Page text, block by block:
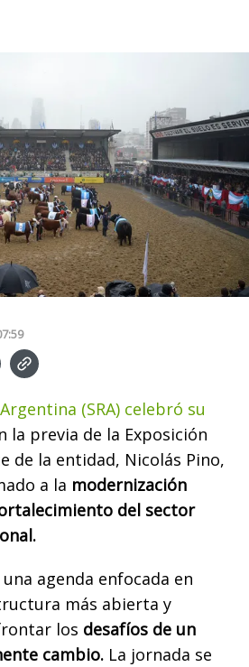
(SRA) celebró su
la previa de la Exposición
de la entidad, Nicolás Pino,
a la modernización
del sector
agenda enfocada en
más abierta y
los desafíos de un
cambio. La jornada se